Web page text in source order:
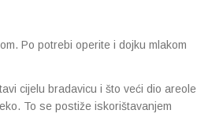
Po potrebi operite i dojku mlakom
cijelu bradavicu i što veći dio areole
To se postiže iskorištavanjem